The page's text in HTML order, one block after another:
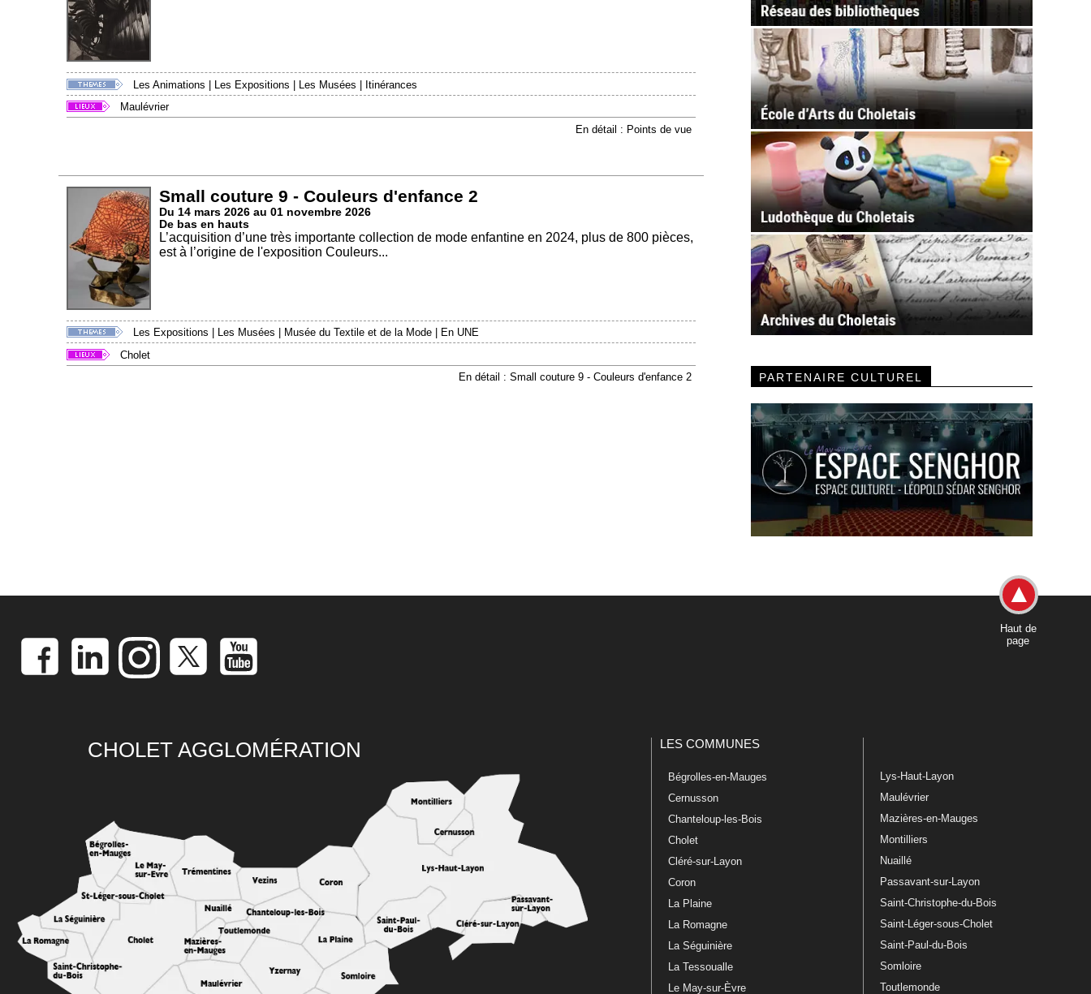
Les Animations | Les Expositions | Les Musées | Itinérances
Maulévrier
En détail : Points de vue
Small couture 9 - Couleurs d'enfance 2
Du 14 mars 2026 au 01 novembre 2026
De bas en hauts
L’acquisition d’une très importante collection de mode enfantine en 2024, plus de 800 pièces,
est à l’origine de l'exposition Couleurs...
Les Expositions Les Musées Musée du Textile et de la Mode
En UNE
Cholet
En détail : Small couture 9 - Couleurs d'enfance 2
PARTENAIRE CULTUREL
Haut de
page
CHOLET AGGLOMÉRATION LES COMMUNES
Bégrolles-en-Mauges
Cernusson
Chanteloup-les-Bois
Cholet
Cléré-sur-Layon
Coron
La Plaine
La Romagne
La Séguinière
La Tessoualle
Le May-sur-Èvre
Lys-Haut-Layon
Maulévrier
Mazières-en-Mauges
Montilliers
Nuaillé
Passavant-sur-Layon
Saint-Christophe-du-Bois
Saint-Léger-sous-Cholet
Saint-Paul-du-Bois
Somloire
Toutlemonde